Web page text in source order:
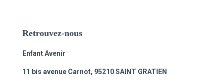
Retrouvez-nous
Enfant Avenir
11 bis avenue Carnot, 95210 SAINT GRATIEN